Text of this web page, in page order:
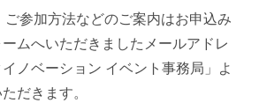
参加方法などのご案内はお申込み
ムへいただきましたメールアドレ
ノベーション イベント事務局」よ
だきます。